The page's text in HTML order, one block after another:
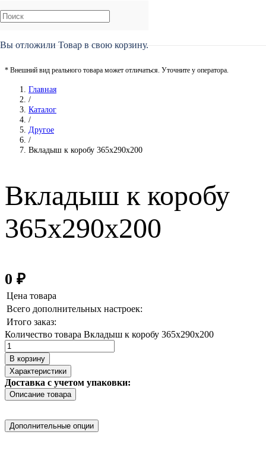
Вы отложили Товар в свою корзину.
* Внешний вид реального товара может отличаться. Уточните у оператора.
Главная
/
Каталог
/
Другое
/
Вкладыш к коробу 365х290х200
Вкладыш к коробу
365х290х200
0 ₽
Цена товара
Всего дополнительных настроек:
Итого заказ:
Количество товара Вкладыш к коробу 365х290х200
В корзину
Характеристики
Доставка с учетом упаковки:
Описание товара
Дополнительные опции